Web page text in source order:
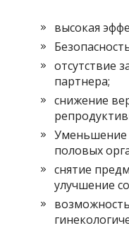
высокая
отсутствие
партнера;
снижение
Уменьшение
половых
снятие
улучшение